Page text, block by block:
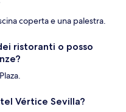
coperta e una palestra.
ristoranti o posso
Vértice Sevilla?